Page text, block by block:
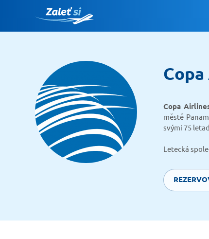
Copa
městě
svými 75
Letecká